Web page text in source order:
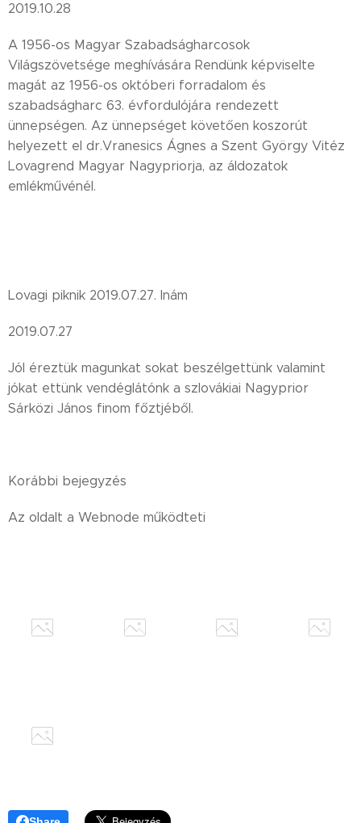
2019.10.28
A 1956-os Magyar Szabadságharcosok
Világszövetsége meghívására Rendünk képviselte
magát az 1956-os októberi forradalom és
szabadságharc 63. évfordulójára rendezett
ünnepségen. Az ünnepséget követően koszorút
helyezett el dr.Vranesics Ágnes a Szent György Vitéz
Lovagrend Magyar Nagypriorja, az áldozatok
emlékművénél.
Lovagi piknik 2019.07.27. Inám
2019.07.27
Jól éreztük magunkat sokat beszélgettünk valamint
jókat ettünk vendéglátónk a szlovákiai Nagyprior
Sárközi János finom főztjéből.
Korábbi bejegyzés
Az oldalt a Webnode működteti